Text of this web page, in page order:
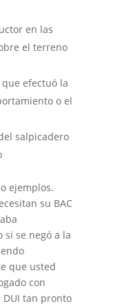
en las
el terreno
efectuó la
o el
salpicadero
ejemplos.
su BAC
se negó a la
que usted
con
tan pronto